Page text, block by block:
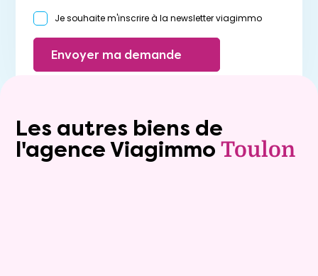
Je souhaite m'inscrire à la newsletter viagimmo
Envoyer ma demande
Les autres biens de
l'agence Viagimmo Toulon